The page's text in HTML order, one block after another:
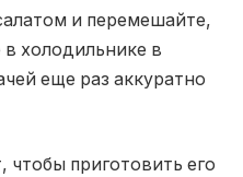
и перемешайте,
холодильнике в
еще раз аккуратно
чтобы приготовить его